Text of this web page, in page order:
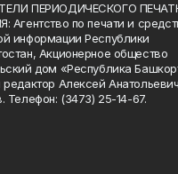
ПЕРИОДИЧЕСКОГО
Агентство по печати и
информации Республики
Акционерное общество
дом «Республика
редактор Алексей Анатольевич
Телефон: (3473) 25-14-67.